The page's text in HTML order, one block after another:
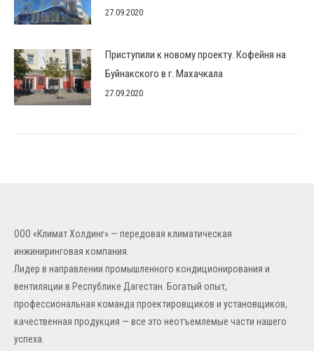
27.09.2020
Приступили к новому проекту. Кофейня на
Буйнакского в г. Махачкала
27.09.2020
ООО «Климат Холдинг» — передовая климатическая
инжиниринговая компания.
Лидер в направлении промышленного кондиционирования и
вентиляции в Республике Дагестан. Богатый опыт,
профессиональная команда проектировщиков и установщиков,
качественная продукция — все это неотъемлемые части нашего
успеха.